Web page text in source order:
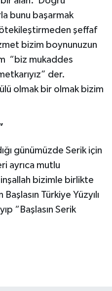
bunu başarmak
ötekileştirmeden şeffaf
bizim boynunuzun
“biz mukaddes
der.
olmak bir olmak bizim
günümüzde Serik için
ayrıca mutlu
bizimle birlikte
Türkiye Yüzyılı
“Başlasın Serik